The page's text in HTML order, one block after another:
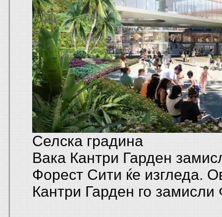
Селска градина
Вака Кантри Гарден
Форест Сити ќе изгледа.
Кантри Гарден го